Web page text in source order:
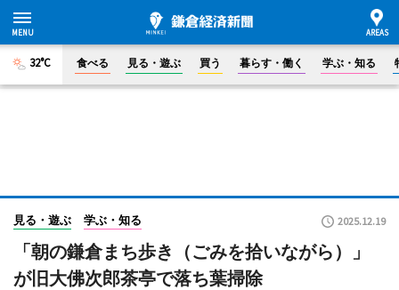
32°C 食べる 見る・遊ぶ 買う 暮らす・働く 学ぶ・知る
見る・遊ぶ 学ぶ・知る 2025.12.19
「朝の鎌倉まち歩き（ごみを拾いながら）」
が旧大佛次郎茶亭で落ち葉掃除